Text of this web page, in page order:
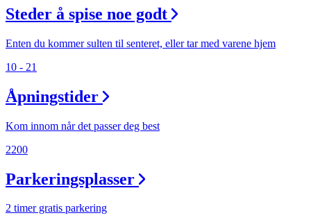
Steder å spise noe godt
Enten du kommer sulten til senteret, eller tar med varene hjem
10 - 21
Åpningstider
Kom innom når det passer deg best
2200
Parkeringsplasser
2 timer gratis parkering